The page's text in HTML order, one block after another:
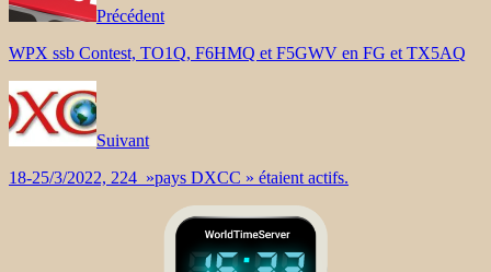
Précédent
WPX ssb Contest, TO1Q, F6HMQ et F5GWV en FG et TX5AQ
Suivant
18-25/3/2022, 224 »pays DXCC » étaient actifs.